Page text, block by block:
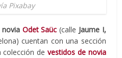
Pixabay
Odet Saüc (calle Jaume I,
cuentan con una sección
colección devestidos de novia